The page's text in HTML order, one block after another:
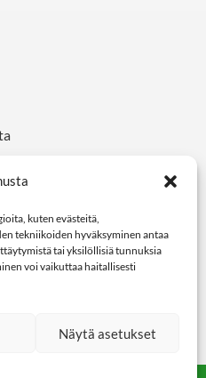
kuten evästeitä,
tekniikoiden hyväksyminen antaa
tai yksilöllisiä tunnuksia
voi vaikuttaa haitallisesti
Näytä asetukset
(EU)